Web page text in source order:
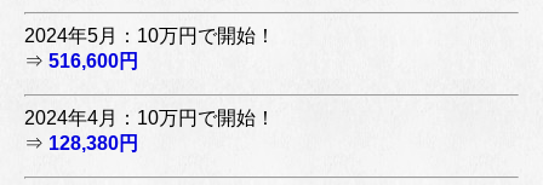
2024年5月：10万円で開始！
⇒ 516,600円
2024年4月：10万円で開始！
⇒ 128,380円